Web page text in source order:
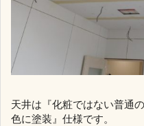
天井は『化粧ではない普通
色に塗装』仕様です。